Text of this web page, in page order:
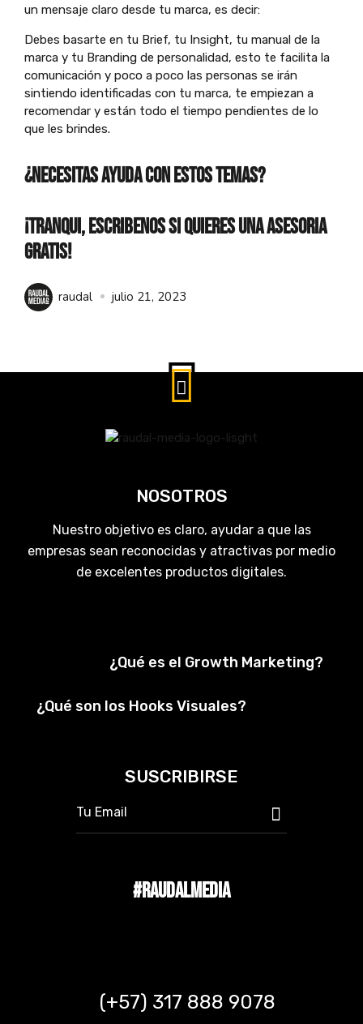
un mensaje claro desde tu marca, es decir:
Debes basarte en tu Brief, tu Insight, tu manual de la
marca y tu Branding de personalidad, esto te facilita la
comunicación y poco a poco las personas se irán
sintiendo identificadas con tu marca, te empiezan a
recomendar y están todo el tiempo pendientes de lo
que les brindes.
¿NECESITAS AYUDA CON ESTOS TEMAS?
¡TRANQUI, ESCRIBENOS SI QUIERES UNA ASESORIA
GRATIS!
raudal julio 21, 2023
NOSOTROS
Nuestro objetivo es claro, ayudar a que las
empresas sean reconocidas y atractivas por medio
de excelentes productos digitales.
¿Qué es el Growth Marketing?
¿Qué son los Hooks Visuales?
SUSCRIBIRSE
#RAUDALMEDIA
(+57) 317 888 9078